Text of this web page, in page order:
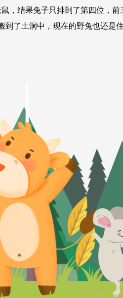
，结果兔子只排到了第四位，前
了土洞中，现在的野兔也还是